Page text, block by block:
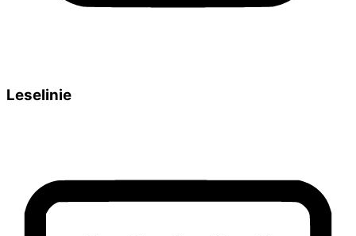
Leselinie